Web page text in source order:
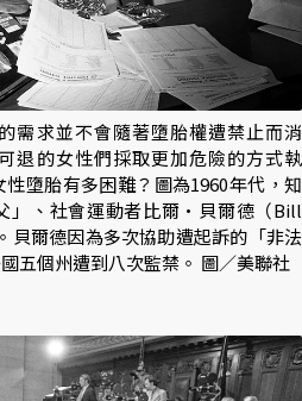
需求並不會隨著墮胎權遭禁止而消
退的女性們採取更加危險的方式執
墮胎有多困難？圖為1960年代，知
」、社會運動者比爾·貝爾德（Bill
貝爾德因為多次協助遭起訴的「非法
五個州遭到八次監禁。 圖／美聯社